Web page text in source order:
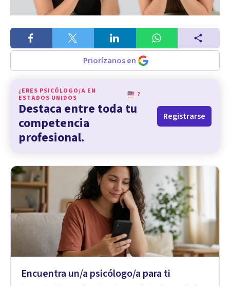
Priorízanos en
¿ERES PSICÓLOGO/A EN
ESTADOS UNIDOS
?
Destaca entre toda tu
competencia
profesional.
Registrarse
Encuentra un/a psicólogo/a para ti